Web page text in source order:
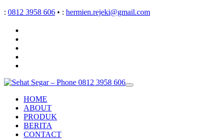
: 0812 3958 606 • : hermien.rejeki@gmail.com
HOME
ABOUT
PRODUK
BERITA
CONTACT